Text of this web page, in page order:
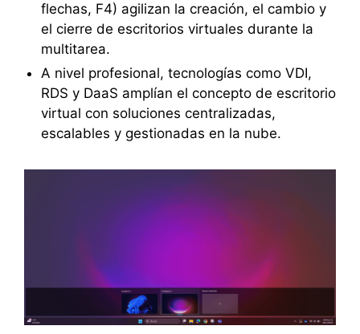
flechas, F4) agilizan la creación, el cambio y
el cierre de escritorios virtuales durante la
multitarea.
A nivel profesional, tecnologías como VDI,
RDS y DaaS amplían el concepto de escritorio
virtual con soluciones centralizadas,
escalables y gestionadas en la nube.